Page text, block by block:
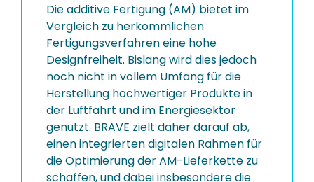
Die additive Fertigung (AM) bietet im
Vergleich zu herkömmlichen
Fertigungsverfahren eine hohe
Designfreiheit. Bislang wird dies jedoch
noch nicht in vollem Umfang für die
Herstellung hochwertiger Produkte in
der Luftfahrt und im Energiesektor
genutzt. BRAVE zielt daher darauf ab,
einen integrierten digitalen Rahmen für
die Optimierung der AM-Lieferkette zu
schaffen, und dabei insbesondere die